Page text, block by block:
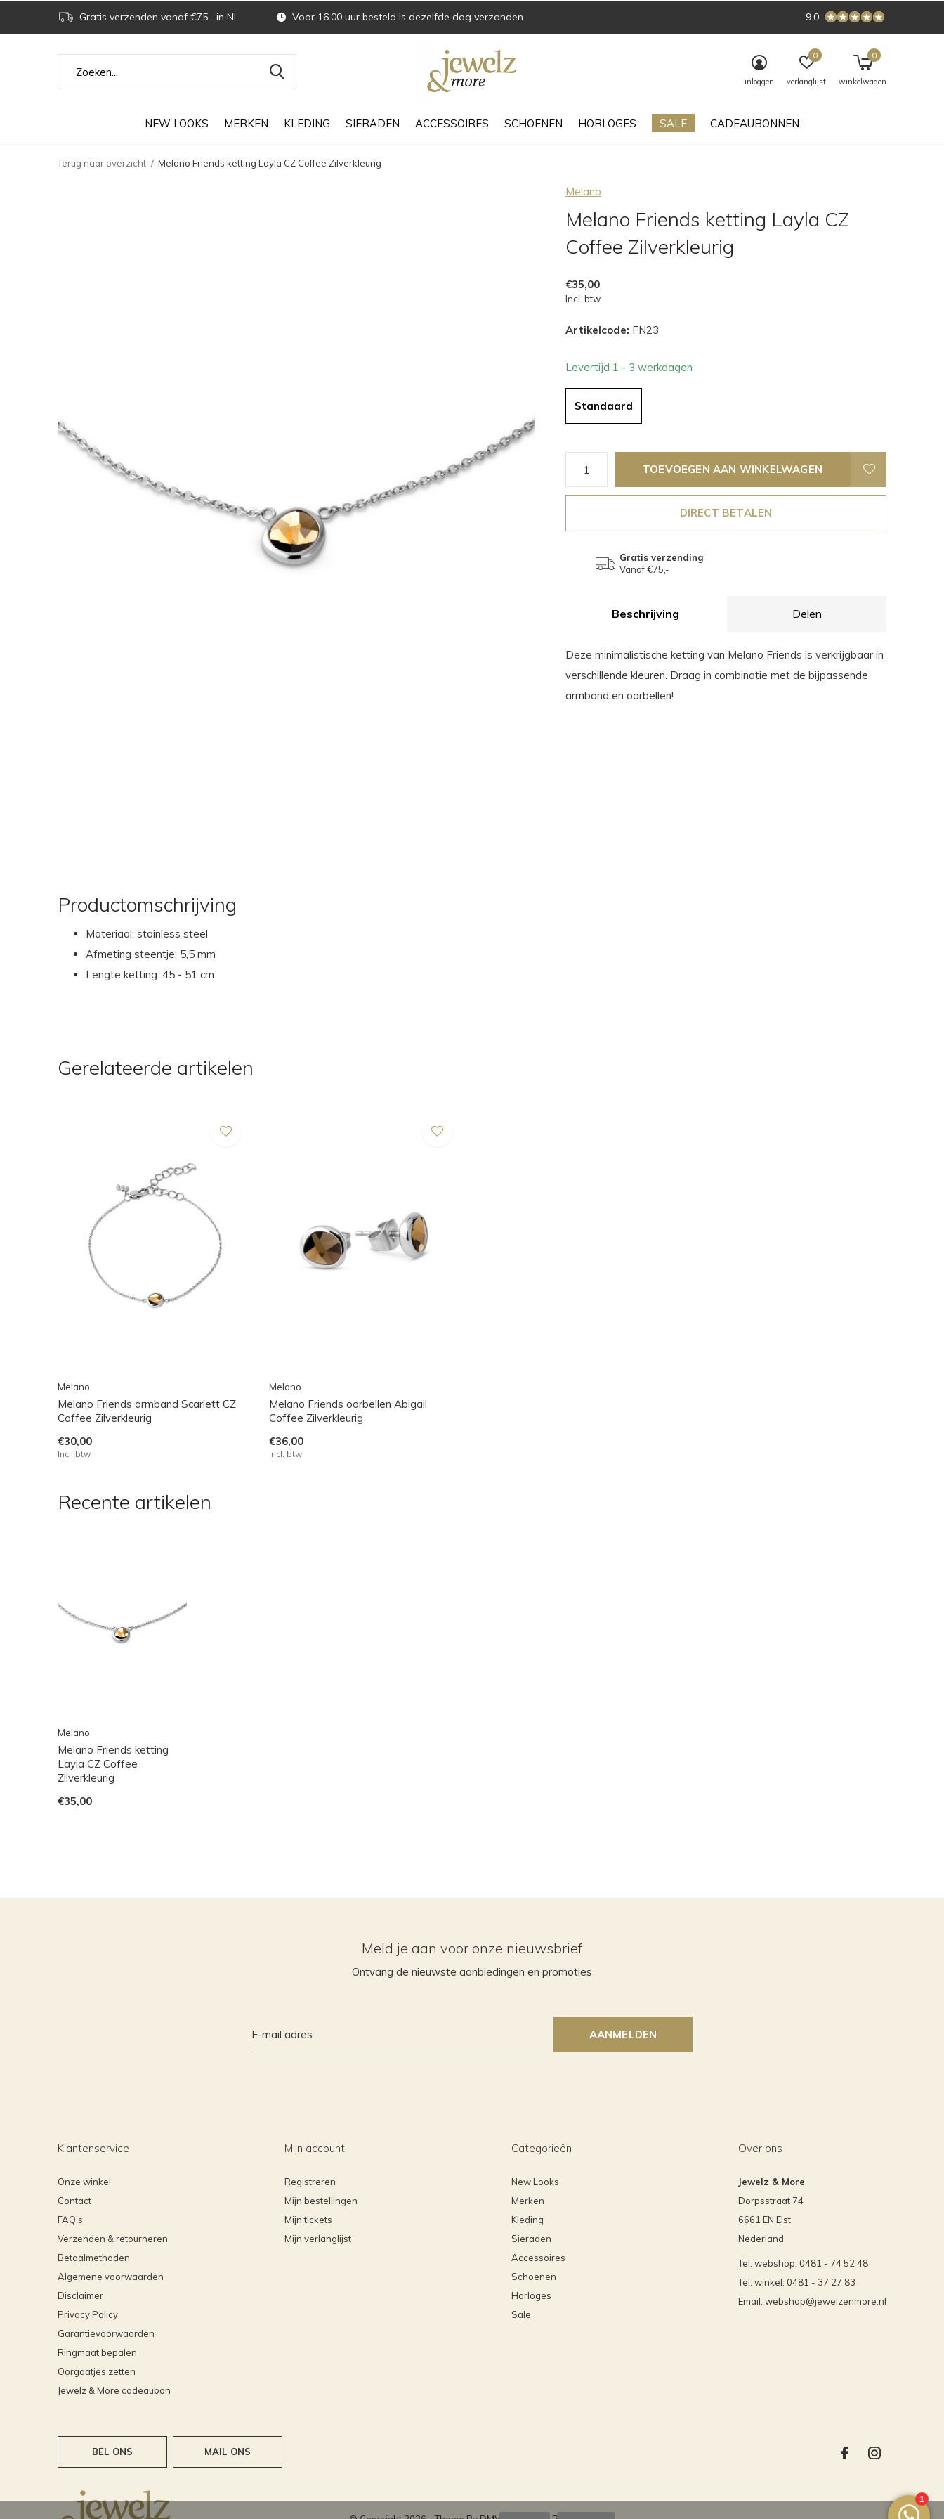
NEW LOOKS MERKEN KLEDING SIERADEN ACCESSOIRES SCHOENEN HORLOGES SALE CADEAUBONNEN
inloggen verlanglijst
0
winkelwagen
0
Gratis verzenden vanaf €75,- in NL Voor 16.00 uur besteld is dezelfde dag verzonden 9.0
Terug naar overzicht Melano Friends ketting Layla CZ Coffee Zilverkleurig
Melano
Melano Friends ketting Layla CZ
Coffee Zilverkleurig
€35,00
Incl. btw
Artikelcode: FN23
Levertijd 1 - 3 werkdagen
Standaard
TOEVOEGEN AAN WINKELWAGEN
DIRECT BETALEN
Gratis verzending
Vanaf €75,-
Beschrijving Delen
Deze minimalistische ketting van Melano Friends is verkrijgbaar in
verschillende kleuren. Draag in combinatie met de bijpassende
armband en oorbellen!
Productomschrijving
Materiaal: stainless steel
Afmeting steentje: 5,5 mm
Lengte ketting: 45 - 51 cm
Gerelateerde artikelen
Melano
Melano Friends armband Scarlett CZ
Coffee Zilverkleurig
€30,00
Incl. btw
Melano
Melano Friends oorbellen Abigail
Coffee Zilverkleurig
€36,00
Incl. btw
Recente artikelen
Melano
Melano Friends ketting
Layla CZ Coffee
Zilverkleurig
€35,00
Meld je aan voor onze nieuwsbrief
Ontvang de nieuwste aanbiedingen en promoties
AANMELDEN
Klantenservice
Onze winkel
Contact
FAQ's
Verzenden & retourneren
Betaalmethoden
Algemene voorwaarden
Disclaimer
Privacy Policy
Garantievoorwaarden
Ringmaat bepalen
Oorgaatjes zetten
Jewelz & More cadeaubon
Mijn account
Registreren
Mijn bestellingen
Mijn tickets
Mijn verlanglijst
Categorieën
New Looks
Merken
Kleding
Sieraden
Accessoires
Schoenen
Horloges
Sale
Over ons
Jewelz & More
Dorpsstraat 74
6661 EN Elst
Nederland
Tel. webshop: 0481 - 74 52 48
Tel. winkel: 0481 - 37 27 83
Email: webshop@jewelzenmore.nl
BEL ONS MAIL ONS